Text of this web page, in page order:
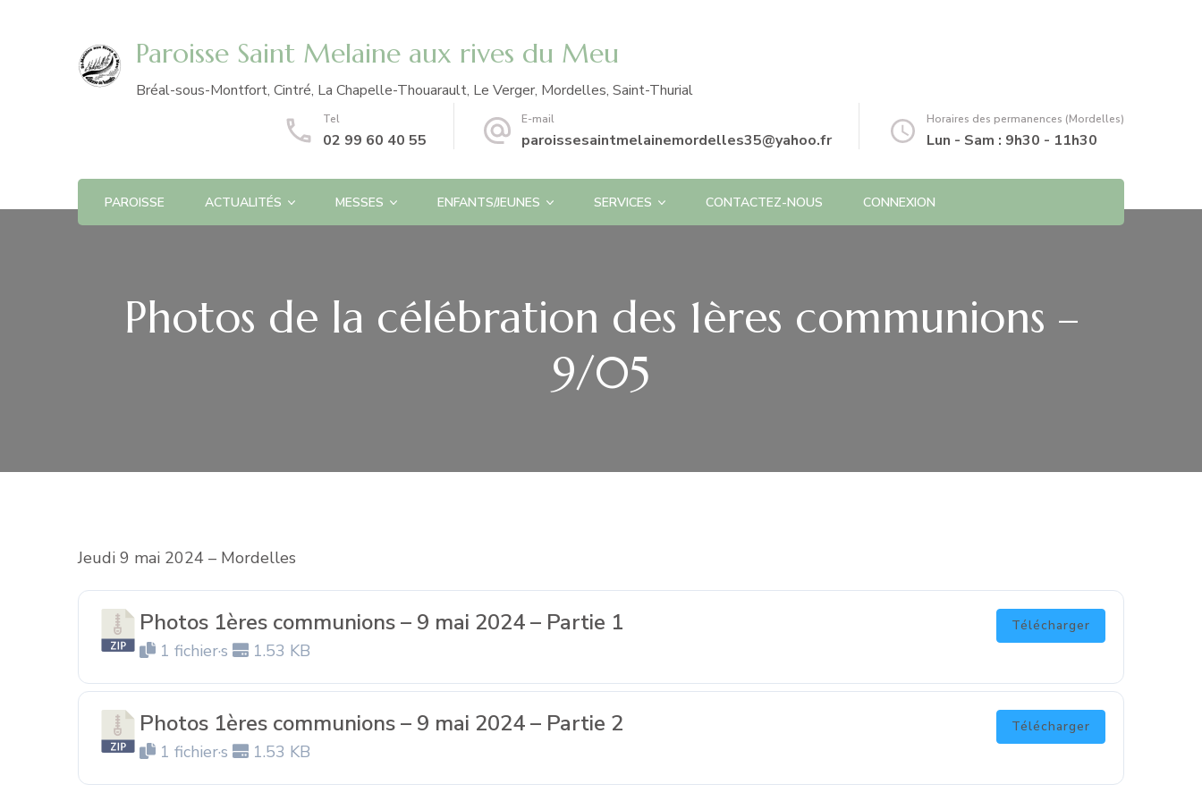
Paroisse Saint Melaine aux rives du Meu
Bréal-sous-Montfort, Cintré, La Chapelle-Thouarault, Le Verger, Mordelles, Saint-Thurial
Tel
02 99 60 40 55
E-mail
paroissesaintmelainemordelles35@yahoo.fr
Horaires des permanences (Mordelles)
Lun - Sam : 9h30 - 11h30
PAROISSE ACTUALITÉS MESSES ENFANTS/JEUNES SERVICES CONTACTEZ-NOUS CONNEXION
Photos de la célébration des 1ères communions –
9/05
Jeudi 9 mai 2024 – Mordelles
Photos 1ères communions – 9 mai 2024 – Partie 1
1 fichier·s 1.53 KB
Télécharger
Photos 1ères communions – 9 mai 2024 – Partie 2
1 fichier·s 1.53 KB
Télécharger